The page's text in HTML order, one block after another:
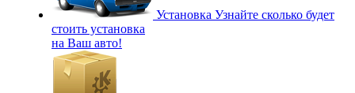
Установка Узнайте сколько будет
стоить установка
на Ваш авто!